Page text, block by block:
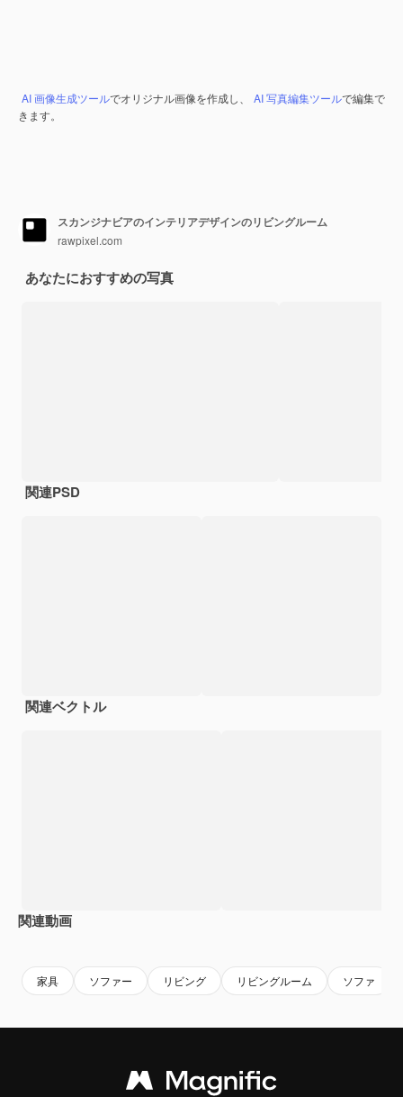
AI 画像生成ツールでオリジナル画像を作成し、 AI 写真編集ツールで編集で
きます。
スカンジナビアのインテリアデザインのリビングルーム
rawpixel.com
あなたにおすすめの写真
関連PSD
関連ベクトル
関連動画
家具 ソファー リビング リビングルーム ソファ